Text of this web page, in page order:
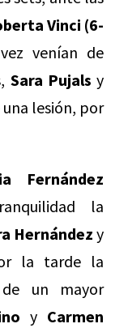
Vinci (6-
venían de
Sara Pujals y
lesión, por
Fernández
la
Hernándezy
la tarde la
un mayor
y Carmen